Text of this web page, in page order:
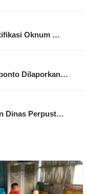
Oknum …
Dilaporkan…
Dinas Perpust…